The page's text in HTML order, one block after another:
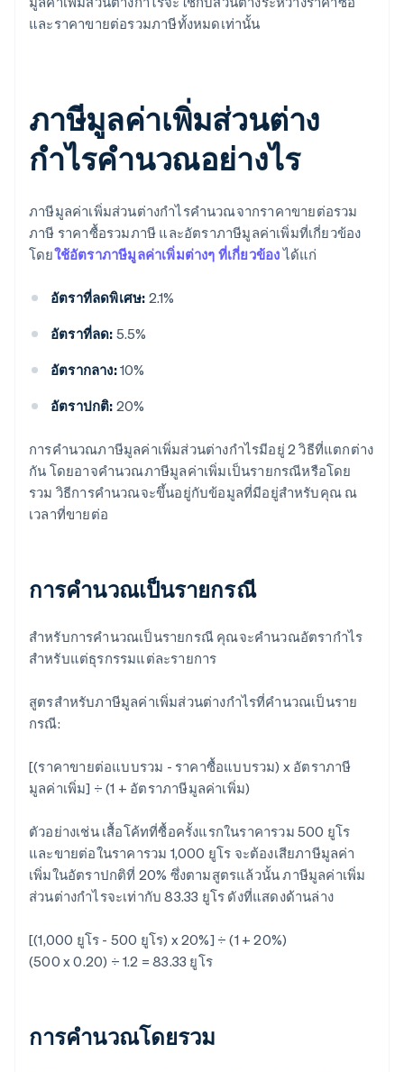
และราคาขายต่อรวมภาษีทั้งหมดเท่านั้น
ภาษีมูลค่าเพิ่มส่วนต่าง
กำไรคำนวณอย่างไร
ภาษีมูลค่าเพิ่มส่วนต่างกำไรคำนวณจากราคาขายต่อรวม
ภาษี ราคาซื้อรวมภาษี และอัตราภาษีมูลค่าเพิ่มที่เกี่ยวข้อง
โดยใช้อัตราภาษีมูลค่าเพิ่มต่างๆ ที่เกี่ยวข้องได้แก่
อัตราที่ลดพิเศษ: 2.1%
อัตราที่ลด: 5.5%
อัตรากลาง:10%
อัตราปกติ: 20%
การคำนวณภาษีมูลค่าเพิ่มส่วนต่างกำไรมีอยู่ 2 วิธีที่แตกต่าง
กัน โดยอาจคำนวณภาษีมูลค่าเพิ่มเป็นรายกรณีหรือโดย
รวม วิธีการคำนวณจะขึ้นอยู่กับข้อมูลที่มีอยู่สำหรับคุณ ณ
เวลาที่ขายต่อ
การคำนวณเป็นรายกรณี
สำหรับการคำนวณเป็นรายกรณี คุณจะคำนวณอัตรากำไร
สำหรับแต่ธุรกรรมแต่ละรายการ
สูตรสำหรับภาษีมูลค่าเพิ่มส่วนต่างกำไรที่คำนวณเป็นราย
กรณี:
[(ราคาขายต่อแบบรวม - ราคาซื้อแบบรวม) x อัตราภาษี
มูลค่าเพิ่ม] ÷ (1 + อัตราภาษีมูลค่าเพิ่ม)
ตัวอย่างเช่น เสื้อโค้ทที่ซื้อครั้งแรกในราคารวม 500 ยูโร
และขายต่อในราคารวม 1,000 ยูโร จะต้องเสียภาษีมูลค่า
เพิ่มในอัตราปกติที่ 20% ซึ่งตามสูตรแล้วนั้น ภาษีมูลค่าเพิ่ม
ส่วนต่างกำไรจะเท่ากับ 83.33 ยูโร ดังที่แสดงด้านล่าง
[(1,000 ยูโร - 500 ยูโร) x 20%] ÷ (1 + 20%)
(500 x 0.20) ÷ 1.2 = 83.33 ยูโร
การคำนวณโดยรวม